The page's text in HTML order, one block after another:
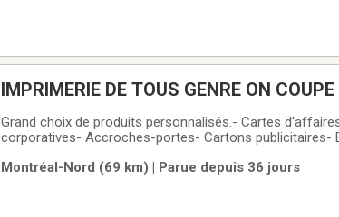
IMPRIMERIE DE TOUS GENRE ON
Grand choix de produits personnalisés.- Cartes
corporatives- Accroches-portes- Cartons
et coroplasts- Bannières de vinyle- Carton
Montréal-Nord (69 km) | Parue depuis 36 jours